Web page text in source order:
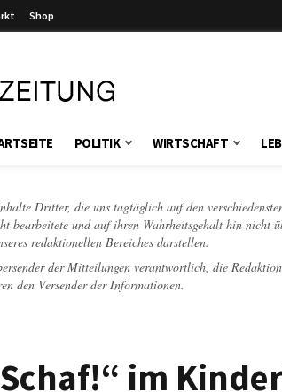
Shop
POLITIK WIRTSCHAFT
Dritter, die uns tagtäglich auf den
bearbeitete und auf ihren Wahrheitsgehalt hin nicht
redaktionellen Bereiches darstellen.
der Mitteilungen verantwortlich, die
den Versender der Informationen.
im